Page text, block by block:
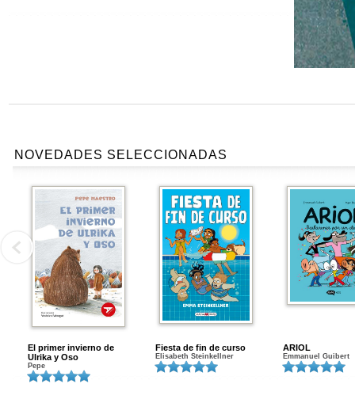
NOVEDADES SELECCIONADAS
El primer invierno de
Ulrika y Oso
Pepe
Fiesta de fin de curso
Elisabeth Steinkellner
ARIOL
Emmanuel Guibert